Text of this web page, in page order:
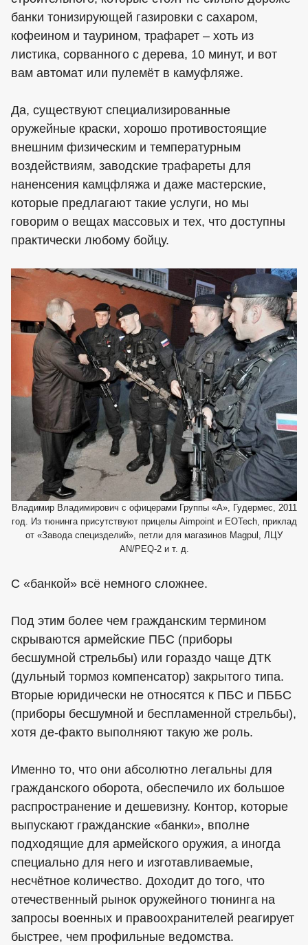
банки тонизирующей газировки с сахаром,
кофеином и таурином, трафарет – хоть из
листика, сорванного с дерева, 10 минут, и вот
вам автомат или пулемёт в камуфляже.
Да, существуют специализированные
оружейные краски, хорошо противостоящие
внешним физическим и температурным
воздействиям, заводские трафареты для
наненсения камцфляжа и даже мастерские,
которые предлагают такие услуги, но мы
говорим о вещах массовых и тех, что доступны
практически любому бойцу.
Владимир Владимирович с офицерами Группы «А», Гудермес, 2011
год. Из тюнинга присутствуют прицелы Aimpoint и EOTech, приклад
от «Завода специзделий», петли для магазинов Magpul, ЛЦУ
AN/PEQ-2 и т. д.
С «банкой» всё немного сложнее.
Под этим более чем гражданским термином
скрываются армейские ПБС (приборы
бесшумной стрельбы) или гораздо чаще ДТК
(дульный тормоз компенсатор) закрытого типа.
Вторые юридически не относятся к ПБС и ПББС
(приборы бесшумной и беспламенной стрельбы),
хотя де-факто выполняют такую же роль.
Именно то, что они абсолютно легальны для
гражданского оборота, обеспечило их большое
распространение и дешевизну. Контор, которые
выпускают гражданские «банки», вполне
подходящие для армейского оружия, а иногда
специально для него и изготавливаемые,
несчётное количество. Доходит до того, что
отечественный рынок оружейного тюнинга на
запросы военных и правоохранителей реагирует
быстрее, чем профильные ведомства.